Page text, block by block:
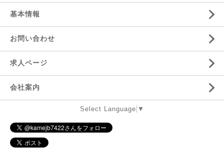
基本情報
お問い合わせ
求人ページ
会社案内
Select Language ▼